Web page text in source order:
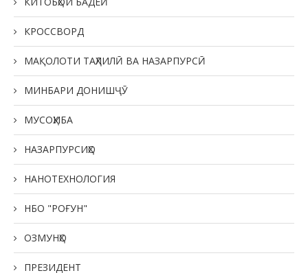
КРОССВОРД
МАҚОЛОТИ ТАҲЛИЛӢ ВА НАЗАРПУРСӢ
МИНБАРИ ДОНИШҶӮ
МУСОҲИБА
НАЗАРПУРСИҲО
НАНОТЕХНОЛОГИЯ
НБО "РОҒУН"
ОЗМУНҲО
ПРЕЗИДЕНТ